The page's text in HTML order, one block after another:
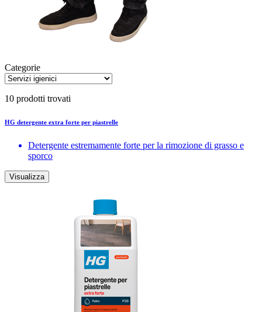
Categorie
10 prodotti trovati
HG detergente extra forte per piastrelle
Detergente estremamente forte per la rimozione di grasso e
sporco
Visualizza